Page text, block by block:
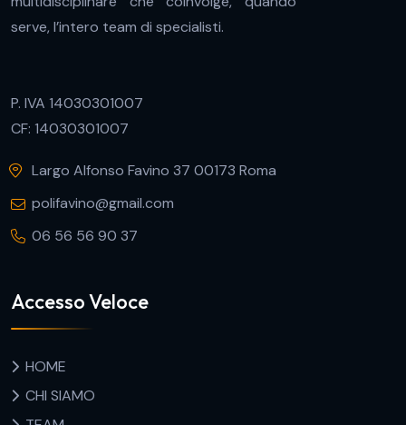
serve, l’intero team di specialisti.
P. IVA 14030301007
CF: 14030301007
Largo Alfonso Favino 37 00173 Roma
polifavino@gmail.com
06 56 56 90 37
Accesso Veloce
HOME
CHI SIAMO